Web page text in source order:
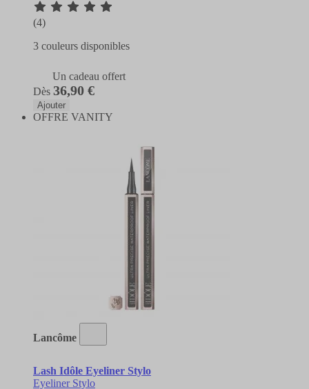
(4)
3 couleurs disponibles
Un cadeau offert
Dès 36,90 €
Ajouter
OFFRE VANITY
Lancôme
Lash Idôle Eyeliner Stylo
Eyeliner Stylo